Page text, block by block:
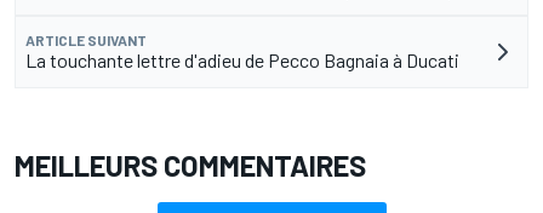
ARTICLE SUIVANT
La touchante lettre d'adieu de Pecco Bagnaia à Ducati
MEILLEURS COMMENTAIRES